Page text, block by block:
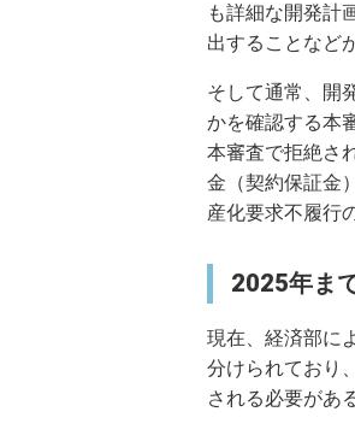
も詳細な開発計
出することなど
そして通常、開
かを確認する本
本審査で拒絶さ
金（契約保証金
産化要求不履行
2025年ま
現在、経済部に
分けられており
される必要がある